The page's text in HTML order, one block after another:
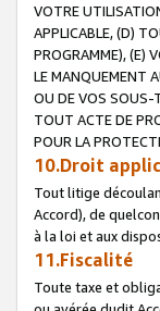
VOTRE
APPLICABLE, (D)
PROGRAMME), (E)
LE MANQUEMENT
OU DE VOS SOUS-
TOUT ACTE DE
POUR LA
10.Droit
Tout litige
Accord), de
à la loi et aux
11.Fiscalité
Toute taxe et